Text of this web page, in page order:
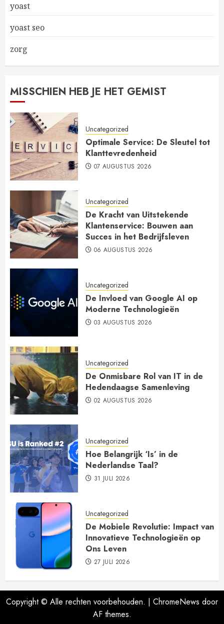
yoast
yoast seo
zorg
MISSCHIEN HEB JE HET GEMIST
Uncategorized
Optimale Service: De Sleutel tot
Klanttevredenheid
07 AUGUSTUS 2026
Uncategorized
De Kracht van Uitstekende
Klantenservice: Bouwen aan
Succes in het Bedrijfsleven
06 AUGUSTUS 2026
Uncategorized
De Invloed van Google AI op
Moderne Technologieën
03 AUGUSTUS 2026
Uncategorized
De Onmisbare Rol van IT in de
Hedendaagse Samenleving
02 AUGUSTUS 2026
Uncategorized
Hoe Belangrijk ‘Is’ in de
Nederlandse Taal?
31 JULI 2026
Uncategorized
De Mobiele Revolutie: Impact van
Innovatieve Technologieën op
Ons Leven
27 JULI 2026
Copyright © Alle rechten voorbehouden. | ChromeNews door
AF themes.